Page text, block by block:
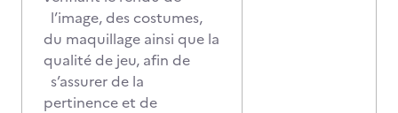
l’image, des costumes,
du maquillage ainsi que la
qualité de jeu, afin de
s’assurer de la
pertinence et de